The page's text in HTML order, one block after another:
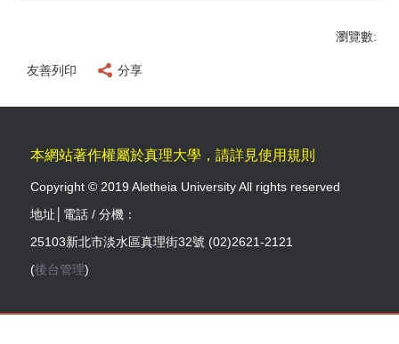
瀏覽數:
友善列印 分享
本網站著作權屬於真理大學，請詳見使用規則
Copyright © 2019 Aletheia University All rights reserved
地址│電話 / 分機：
25103新北市淡水區真理街32號 (02)2621-2121
(後台管理)